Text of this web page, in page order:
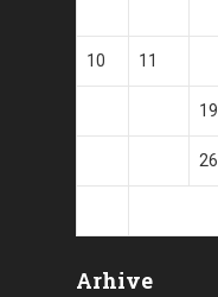
10 11
19
26
Arhive